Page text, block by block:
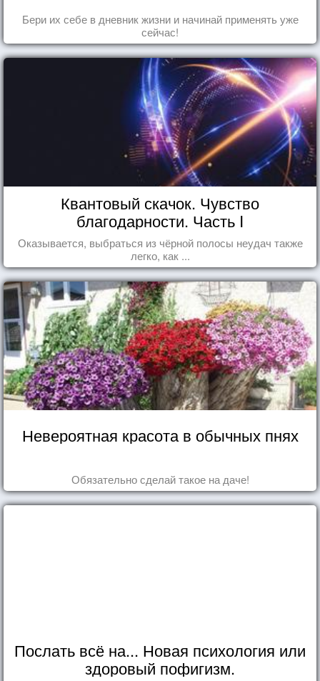
Бери их себе в дневник жизни и начинай применять уже
сейчас!
Квантовый скачок. Чувство
благодарности. Часть I
Оказывается, выбраться из чёрной полосы неудач также
легко, как ...
Невероятная красота в обычных пнях
Обязательно сделай такое на даче!
Послать всё на... Новая психология или
здоровый пофигизм.